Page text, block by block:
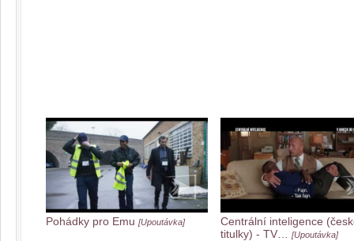
Pohádky pro Emu [Upoutávka]
Centrální inteligence
titulky) - TV…
[Upoutávka]